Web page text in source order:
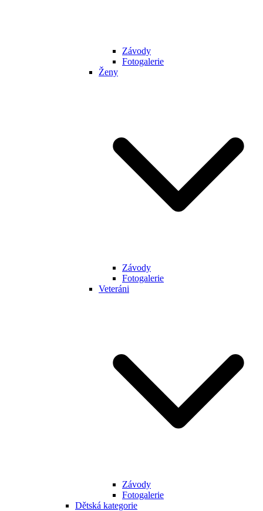
Závody
Fotogalerie
Ženy
Závody
Fotogalerie
Veteráni
Závody
Fotogalerie
Dětská kategorie